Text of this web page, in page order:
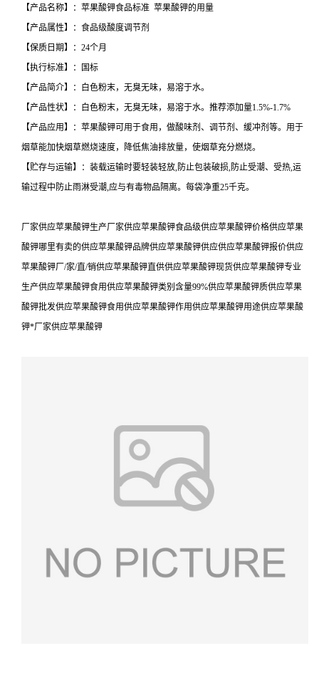
【产品名称】：苹果酸钾食品标准 苹果酸钾的用量
【产品属性】：食品级酸度调节剂
【保质日期】：24个月
【执行标准】：国标
【产品简介】：白色粉末，无臭无味，易溶于水。
【产品性状】：白色粉末，无臭无味，易溶于水。推荐添加量1.5%-1.7%
【产品应用】：苹果酸钾可用于食用，做酸味剂、调节剂、缓冲剂等。用于
烟草能加快烟草燃烧速度，降低焦油排放量，使烟草充分燃烧。
【贮存与运输】：装载运输时要轻装轻放,防止包装破损,防止受潮、受热,运
输过程中防止雨淋受潮,应与有毒物品隔离。每袋净重25千克。
厂家供应苹果酸钾生产厂家供应苹果酸钾食品级供应苹果酸钾价格供应苹果
酸钾哪里有卖的供应苹果酸钾品牌供应苹果酸钾供应供应苹果酸钾报价供应
苹果酸钾厂/家/直/销供应苹果酸钾直供供应苹果酸钾现货供应苹果酸钾专业
生产供应苹果酸钾食用供应苹果酸钾类别含量99%供应苹果酸钾质供应苹果
酸钾批发供应苹果酸钾食用供应苹果酸钾作用供应苹果酸钾用途供应苹果酸
钾*厂家供应苹果酸钾